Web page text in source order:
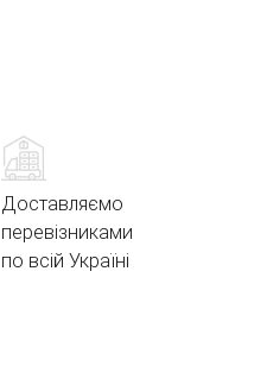
Доставляємо
перевізниками
по всій Україні